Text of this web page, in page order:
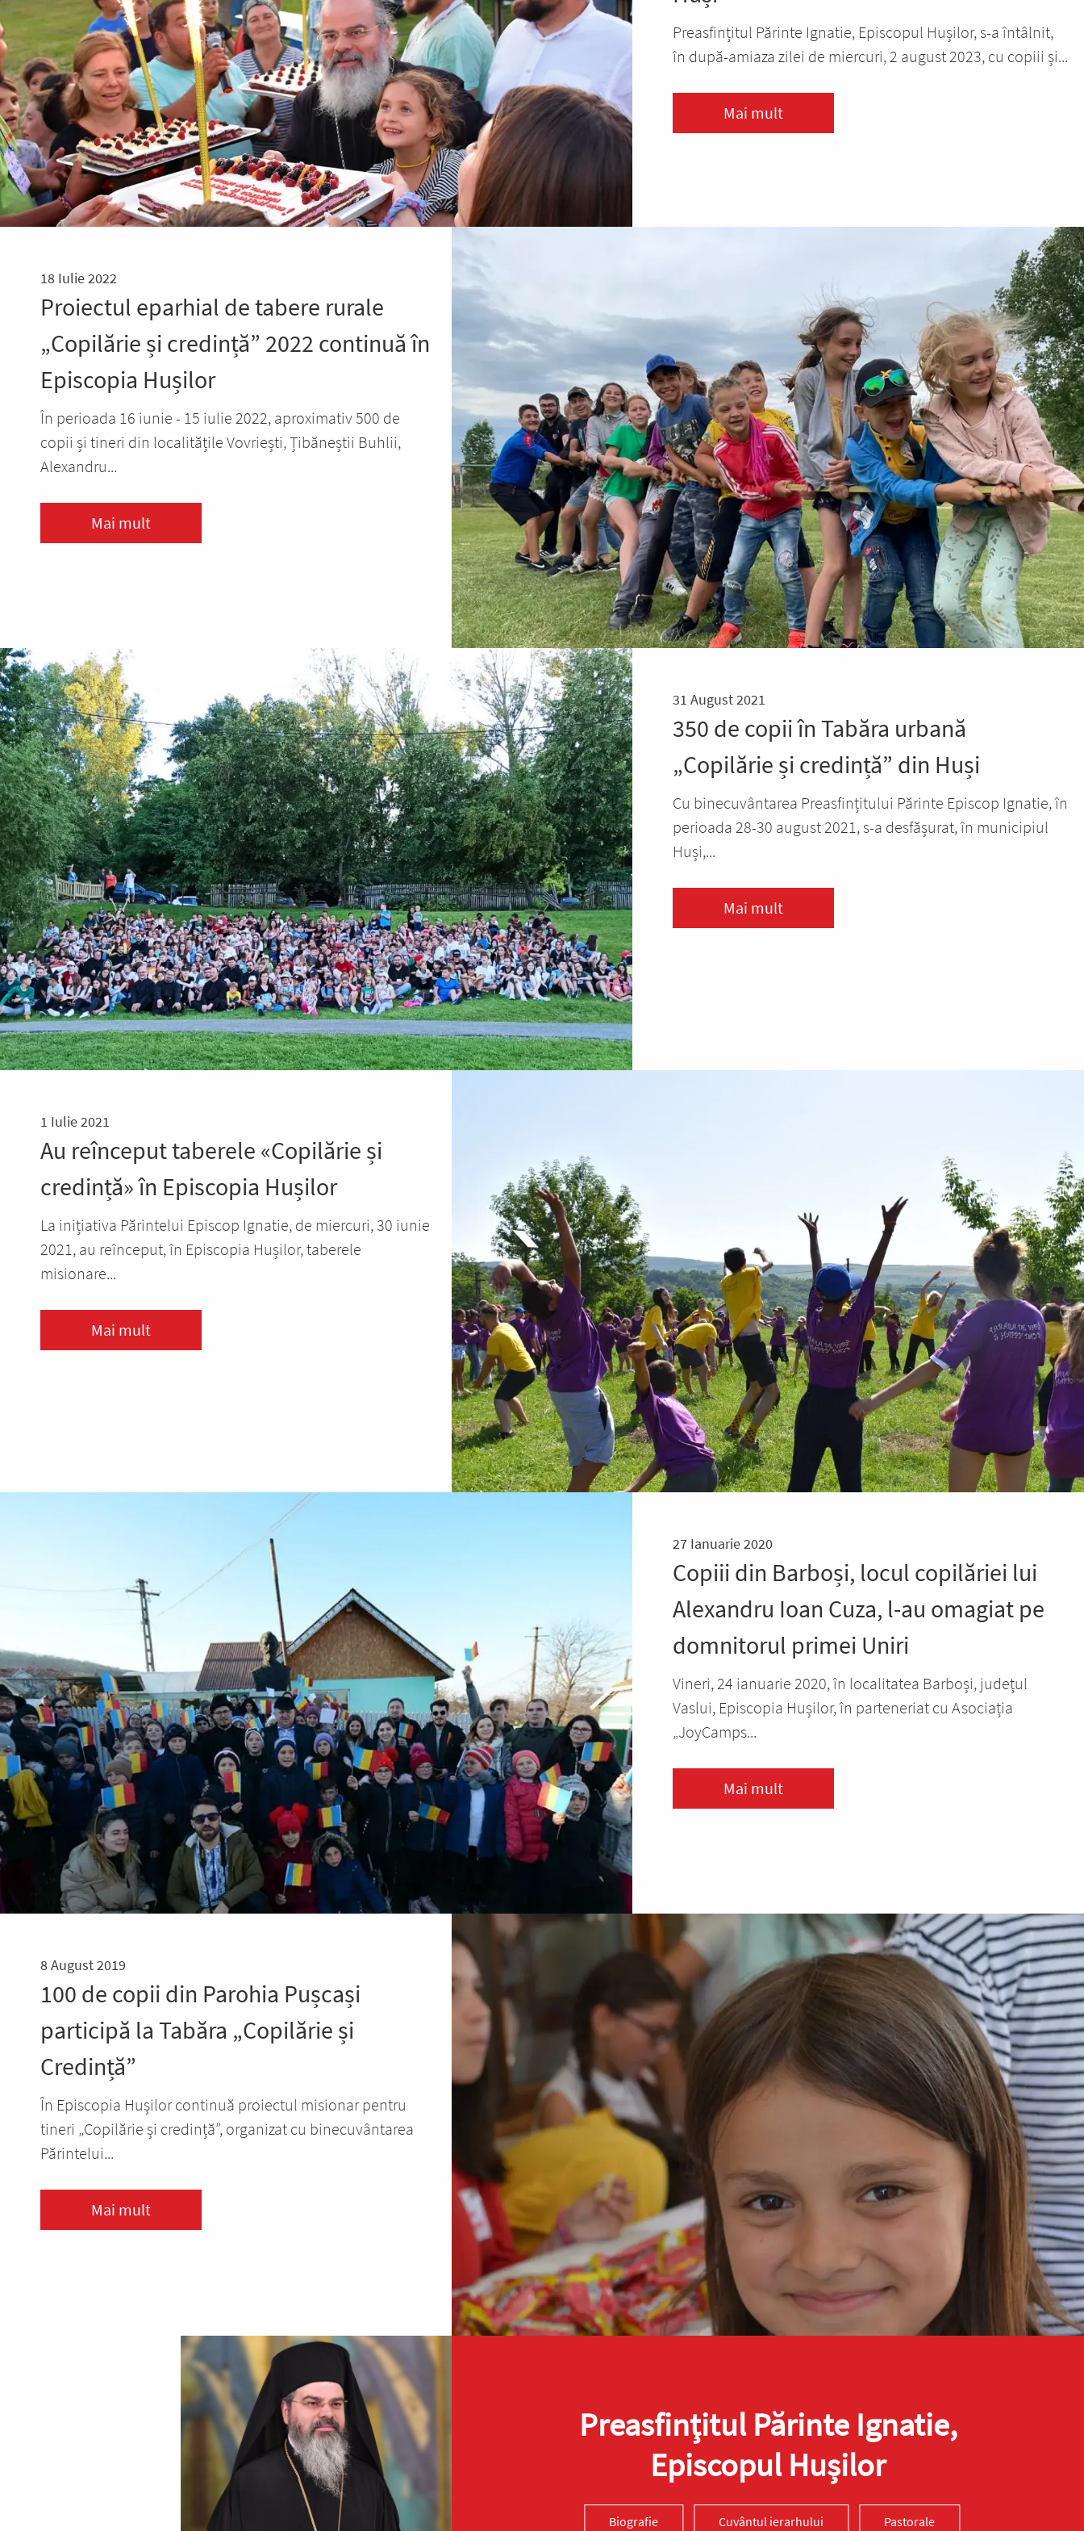
Preasfințitul Părinte Ignatie, Episcopul Hușilor, s-a întâlnit,
în după-amiaza zilei de miercuri, 2 august 2023, cu copiii și...
Mai mult
18 Iulie 2022
Proiectul eparhial de tabere rurale
„Copilărie și credință” 2022 continuă în
Episcopia Hușilor
În perioada 16 iunie - 15 iulie 2022, aproximativ 500 de
copii și tineri din localitățile Vovriești, Țibăneștii Buhlii,
Alexandru...
Mai mult
31 August 2021
350 de copii în Tabăra urbană
„Copilărie și credință” din Huși
Cu binecuvântarea Preasfințitului Părinte Episcop Ignatie, în
perioada 28-30 august 2021, s-a desfășurat, în municipiul
Huși,...
Mai mult
1 Iulie 2021
Au reînceput taberele «Copilărie și
credință» în Episcopia Hușilor
La inițiativa Părintelui Episcop Ignatie, de miercuri, 30 iunie
2021, au reînceput, în Episcopia Hușilor, taberele
misionare...
Mai mult
27 Ianuarie 2020
Copiii din Barboși, locul copilăriei lui
Alexandru Ioan Cuza, l-au omagiat pe
domnitorul primei Uniri
Vineri, 24 ianuarie 2020, în localitatea Barboși, județul
Vaslui, Episcopia Hușilor, în parteneriat cu Asociația
„JoyCamps...
Mai mult
8 August 2019
100 de copii din Parohia Pușcași
participă la Tabăra „Copilărie și
Credință”
În Episcopia Hușilor continuă proiectul misionar pentru
tineri „Copilărie și credință”, organizat cu binecuvântarea
Părintelui...
Mai mult
Preasfinţitul Părinte Ignatie,
Episcopul Hușilor
Biografie Cuvântul ierarhului Pastorale